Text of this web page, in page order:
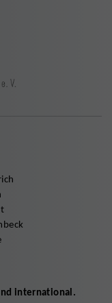
international.